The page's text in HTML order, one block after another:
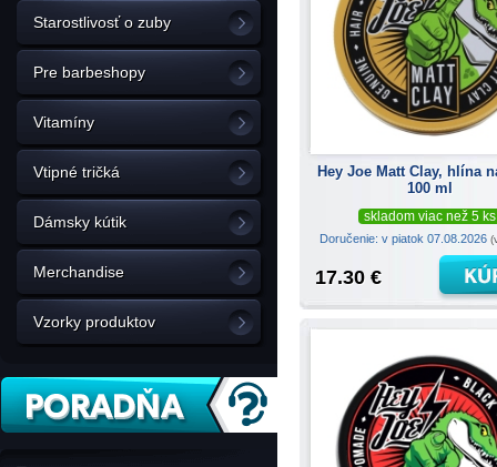
Starostlivosť o zuby
Pre barbeshopy
Vitamíny
Vtipné tričká
Dámsky kútik
Merchandise
Vzorky produktov
Hey Joe Matt Clay, hlína
100 ml
skladom viac než 5 ks
Doručenie: v piatok 07.08.2026
17.30 €